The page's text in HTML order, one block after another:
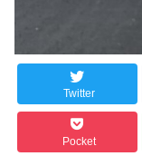
Twitter
Pocket